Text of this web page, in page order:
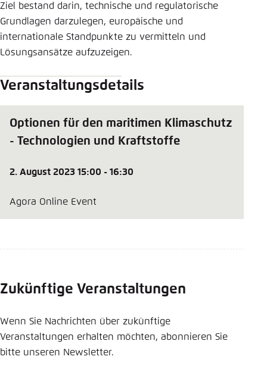
Ziel bestand darin, technische und regulatorische
Grundlagen darzulegen, europäische und
internationale Standpunkte zu vermitteln und
Lösungsansätze aufzuzeigen.
Veranstaltungsdetails
Optionen für den maritimen Klimaschutz
- Technologien und Kraftstoffe
2. August 2023 15:00 - 16:30
Agora Online Event
Zukünftige Veranstaltungen
Wenn Sie Nachrichten über zukünftige
Veranstaltungen erhalten möchten, abonnieren Sie
bitte unseren Newsletter.